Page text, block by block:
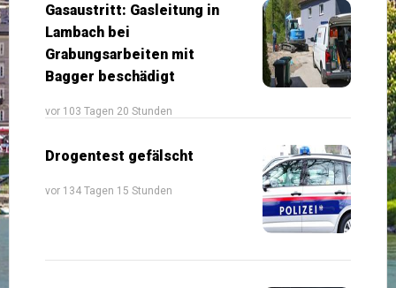
Gasaustritt: Gasleitung in
Lambach bei
Grabungsarbeiten mit
Bagger beschädigt
vor 103 Tagen 20 Stunden
Drogentest gefälscht
vor 134 Tagen 15 Stunden